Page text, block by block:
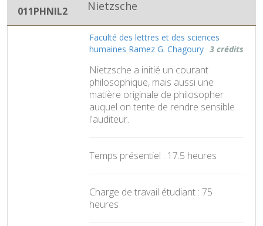
011PHNIL2 Nietzsche
Faculté des lettres et des sciences
humaines Ramez G. Chagoury 3 crédits
Nietzsche a initié un courant
philosophique, mais aussi une
matière originale de philosopher
auquel on tente de rendre sensible
l'auditeur.
Temps présentiel : 17.5 heures
Charge de travail étudiant : 75
heures